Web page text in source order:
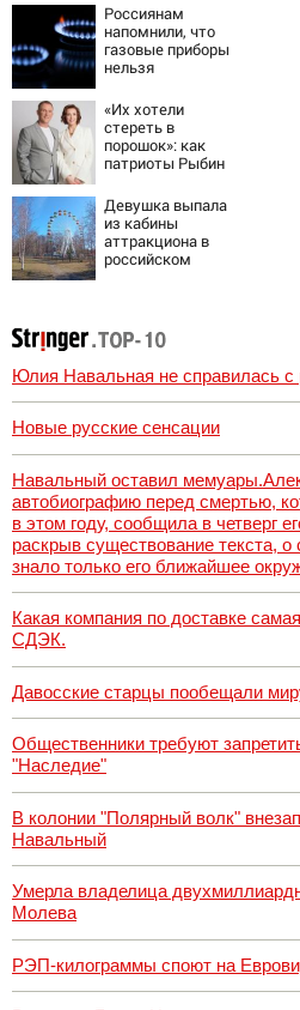
Россиянам
напомнили, что
газовые приборы
нельзя
самостоятельно
«Их хотели
стереть в
порошок»: как
патриоты Рыбин
бросили вызов
«гнилому шоу-
бизу»
Девушка выпала
из кабины
аттракциона в
российском
Юлия Навальная не справилась с
Новые русские сенсации
Навальный оставил
автобиографию перед смертью,
в этом году, сообщила в четверг
раскрыв существование текста, о
знало только его ближайшее
Какая компания по доставке
СДЭК.
Давосские старцы пообещали
Общественники требуют
"Наследие"
В колонии "Полярный волк"
Навальный
Умерла владелица
Молева
РЭП-килограммы споют на